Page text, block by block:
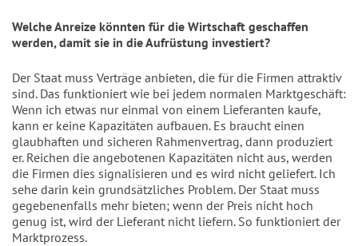
Welche Anreize könnten für die Wirtschaft geschaffen
werden, damit sie in die Aufrüstung investiert?
Der Staat muss Verträge anbieten, die für die Firmen attraktiv
sind. Das funktioniert wie bei jedem normalen Marktgeschäft:
Wenn ich etwas nur einmal von einem Lieferanten kaufe,
kann er keine Kapazitäten aufbauen. Es braucht einen
glaubhaften und sicheren Rahmenvertrag, dann produziert
er. Reichen die angebotenen Kapazitäten nicht aus, werden
die Firmen dies signalisieren und es wird nicht geliefert. Ich
sehe darin kein grundsätzliches Problem. Der Staat muss
gegebenenfalls mehr bieten; wenn der Preis nicht hoch
genug ist, wird der Lieferant nicht liefern. So funktioniert der
Marktprozess.